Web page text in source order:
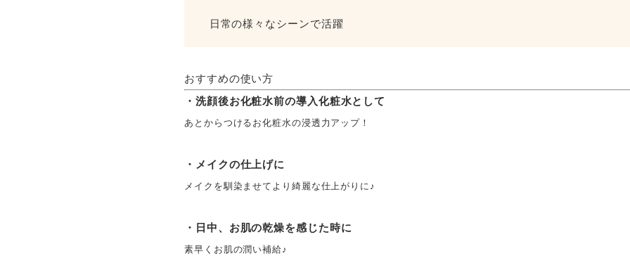
日常の様々なシーンで活躍
おすすめの使い方
・洗顔後お化粧水前の導入化粧水として
あとからつけるお化粧水の浸透力アップ！
・メイクの仕上げに
メイクを馴染ませてより綺麗な仕上がりに♪
・日中、お肌の乾燥を感じた時に
素早くお肌の潤い補給♪